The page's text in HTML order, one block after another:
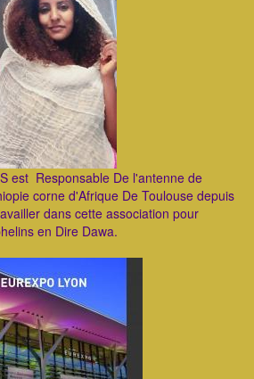
est Responsable De l'antenne de
corne d'Afrique De Toulouse depuis
dans cette association pour
en Dire Dawa.